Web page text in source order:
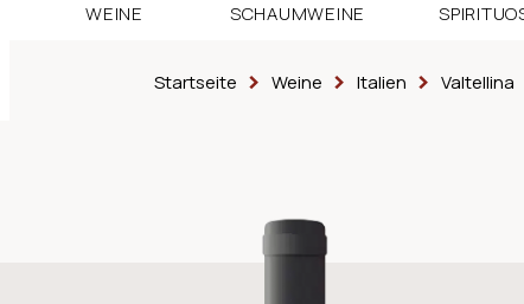
WEINE SCHAUMWEINE
Startseite Weine Italien Valtellina